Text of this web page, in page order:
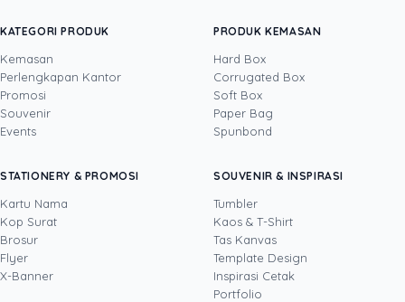
kamera, tetapi juga efektif menaikkan nilai jual.
DITULIS OLEH
pengalaman lebih dari satu dekade di bidang
sales, operasional, pemasaran, pengembangan
bisnis, dan layanan keuangan. Sebagai Head of
Sales Uprint.id, ia setiap hari mendampingi
pelanggan B2B memilih solusi cetak yang tepat,
dari kartu nama, brosur, dan banner untuk
kebutuhan penjualan hingga kemasan produk
Lihat semua penulis
KATEGORI PRODUK
Kemasan
Perlengkapan Kantor
Promosi
Souvenir
Events
PRODUK KEMASAN
Hard Box
Corrugated Box
Soft Box
Paper Bag
Spunbond
STATIONERY & PROMOSI
Kartu Nama
Kop Surat
Brosur
Flyer
X-Banner
SOUVENIR & INSPIRASI
Tumbler
Kaos & T-Shirt
Tas Kanvas
Template Design
Inspirasi Cetak
Portfolio